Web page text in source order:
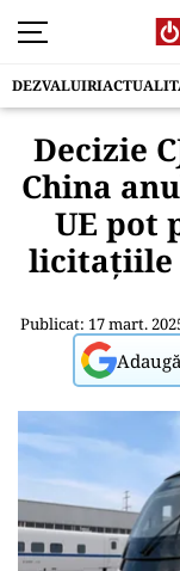
DEZVALUIRI
Decizie
China
UE pot
licitațiile
Publicat: 17 mart.